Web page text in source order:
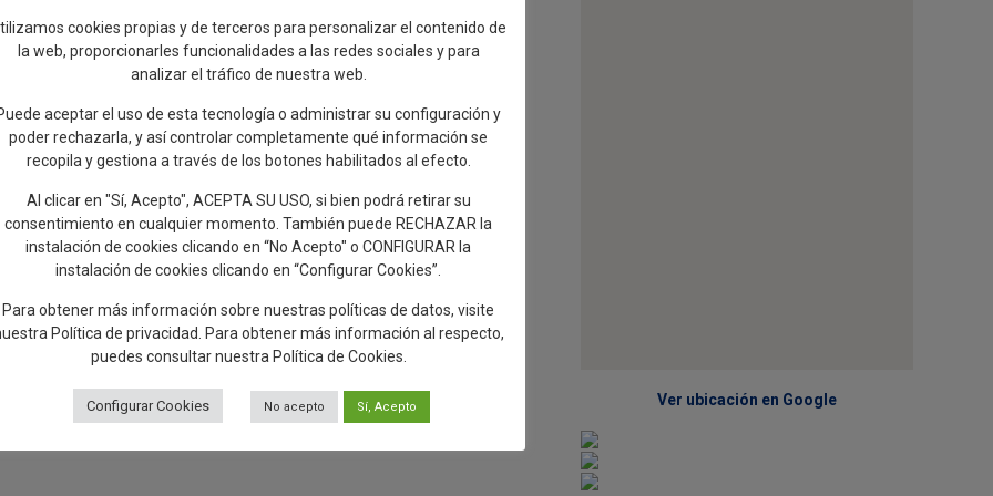
es la rica colección de azulejos de Talavera que ostenta, por la
cerámica, también en palabras de Felipe II. Por consiguiente, a lo
se pueden contemplar todo un recorrido por la historia de la
un friso con escenas muy bellas de Adán y Eva, San Antonio Abad
el entierro de Cristo o el desfile de los soldados de Cristo y las
del emperador Carlos V arrodillado, o los personajes superiores de
escenas e ilustraciones de azulejería del siglo XVI, XVIII y XX:
Antonio Abad, procedentes de la ermita del mismo nombre, retablo
se puede apreciar una pieza de gran interés arqueológico que se
de una lápida funeraria dedicada a un semidesconocido llamado
pocas pruebas epigráficas paleocristianas de la época visigoda
sepulcral de un clérigo del siglo XV cuyo rostro y manos, según
para conseguir novio. Los diferentes capítulos que en la nave sur
imágenes de santos bastante conocidos como San Andrés, San
y muchos más. También en la nave norte apreciamos toda una
de la vida de Jesús, según el Evangelio de San Mateo, y más
y admirar son los dos púlpitos de cerámica, uno original del
diseños renacentistas de la cerámica Talavera, obra del maestro
Ver ubicación en Google
cookies propias y de terceros para personalizar el contenido de
la web, proporcionarles funcionalidades a las redes sociales y para
analizar el tráfico de nuestra web.
aceptar el uso de esta tecnología o administrar su configuración y
poder rechazarla, y así controlar completamente qué información se
recopila y gestiona a través de los botones habilitados al efecto.
Al clicar en "Sí, Acepto", ACEPTA SU USO, si bien podrá retirar su
consentimiento en cualquier momento. También puede RECHAZAR la
instalación de cookies clicando en “No Acepto" o CONFIGURAR la
instalación de cookies clicando en “Configurar Cookies”.
Para obtener más información sobre nuestras políticas de datos, visite
Política de privacidad . Para obtener más información al respecto,
puedes consultar nuestra Política de Cookies
Configurar Cookies No acepto Sí, Acepto